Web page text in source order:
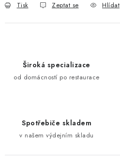
Tisk Zeptat se Hlídat
Široká specializace
od domácností po restaurace
Spotřebiče skladem
v našem výdejním skladu